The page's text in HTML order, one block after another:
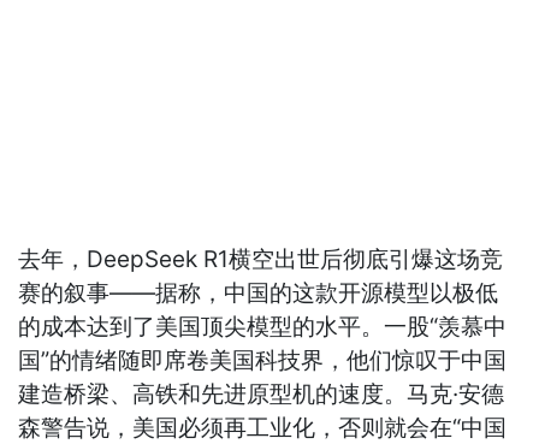
去年，DeepSeek R1横空出世后彻底引爆这场竞
赛的叙事——据称，中国的这款开源模型以极低
的成本达到了美国顶尖模型的水平。一股“羡慕中
国”的情绪随即席卷美国科技界，他们惊叹于中国
建造桥梁、高铁和先进原型机的速度。马克·安德
森警告说，美国必须再工业化，否则就会在“中国